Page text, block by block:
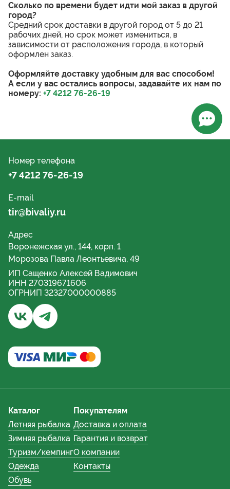
Сколько по времени будет идти мой заказ в другой
город?
Средний срок доставки в другой город от 5 до 21
рабочих дней, но срок может измениться, в
зависимости от расположения города, в который
оформлен заказ.
Оформляйте доставку удобным для вас способом!
А если у вас остались вопросы, задавайте их нам по
номеру: +7 4212 76-26-19
Номер телефона
+7 4212 76-26-19
E-mail
tir@bivaliy.ru
Адрес
Воронежская ул., 144, корп. 1
Морозова Павла Леонтьевича, 49
ИП Сащенко Алексей Вадимович
ИНН 270319671606
ОГРНИП 32327000000885
Бывалый турист и рыбак | Хабаровск - Группа
Бывалый турист и рыбак | Хабаровский край -
Каталог
Летняя рыбалка
Зимняя рыбалка
Туризм/кемпинг
Одежда
Обувь
Покупателям
Доставка и оплата
Гарантия и возврат
О компании
Контакты